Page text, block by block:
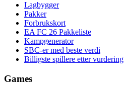
Lagbygger
Pakker
Forbrukskort
EA FC 26 Pakkeliste
Kampgenerator
SBC-er med beste verdi
Billigste spillere etter vurdering
Games